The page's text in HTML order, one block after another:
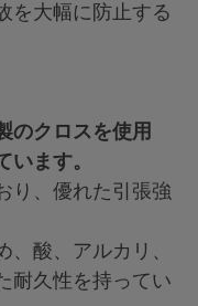
を大幅に防止する
のクロスを使用
います。
り、優れた引張強
酸、アルカリ、
耐久性を持ってい